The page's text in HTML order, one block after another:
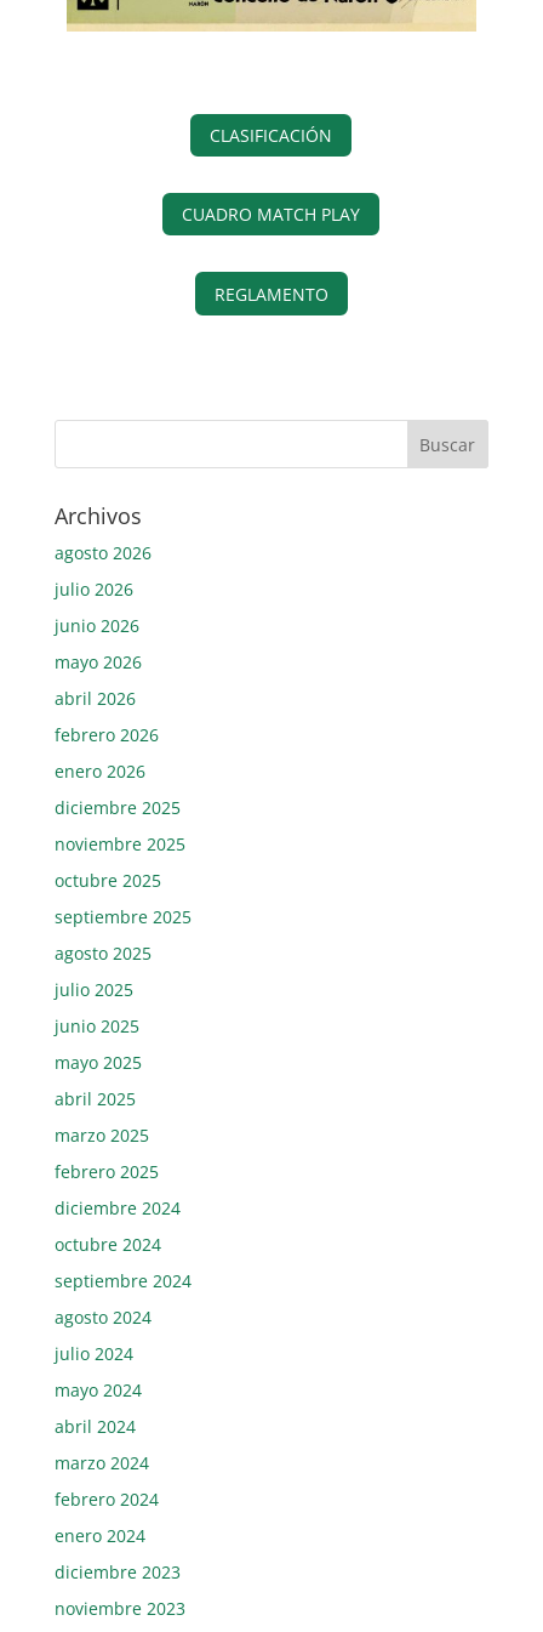
CLASIFICACIÓN
CUADRO MATCH PLAY
REGLAMENTO
Archivos
agosto 2026
julio 2026
junio 2026
mayo 2026
abril 2026
febrero 2026
enero 2026
diciembre 2025
noviembre 2025
octubre 2025
septiembre 2025
agosto 2025
julio 2025
junio 2025
mayo 2025
abril 2025
marzo 2025
febrero 2025
diciembre 2024
octubre 2024
septiembre 2024
agosto 2024
julio 2024
mayo 2024
abril 2024
marzo 2024
febrero 2024
enero 2024
diciembre 2023
noviembre 2023